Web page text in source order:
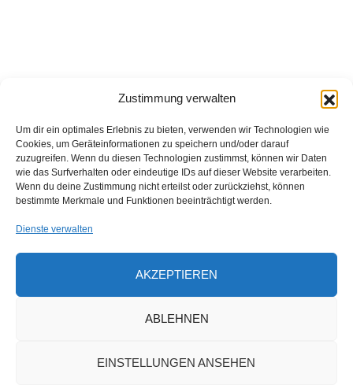
Zustimmung verwalten
Um dir ein optimales Erlebnis zu bieten, verwenden wir Technologien wie
Cookies, um Geräteinformationen zu speichern und/oder darauf
zuzugreifen. Wenn du diesen Technologien zustimmst, können wir Daten
wie das Surfverhalten oder eindeutige IDs auf dieser Website verarbeiten.
Wenn du deine Zustimmung nicht erteilst oder zurückziehst, können
bestimmte Merkmale und Funktionen beeinträchtigt werden.
Dienste verwalten
AKZEPTIEREN
ABLEHNEN
EINSTELLUNGEN ANSEHEN
alessa schmelzerWEBDESIGN